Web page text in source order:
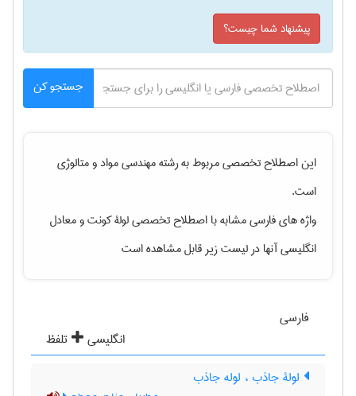
پیشنهاد شما چیست؟
جستجو کن
این اصطلاح تخصصی مربوط به رشتهمهندسی مواد و متالوژی
است.
واژه های فارسی مشابه با اصطلاح تخصصیلولۀ کونتو معادل
انگلیسی آنها در لیست زیر قابل مشاهده است
فارسی
انگلیسی
تلفظ
لولۀ جاذب ، لوله جاذب